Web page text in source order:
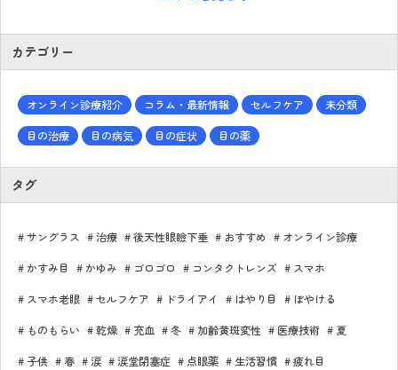
カテゴリー
オンライン診療紹介 コラム・最新情報 セルフケア 未分類
目の治療 目の病気 目の症状 目の薬
タグ
サングラス 治療 後天性眼瞼下垂 おすすめ オンライン診療
かすみ目 かゆみ ゴロゴロ コンタクトレンズ スマホ
スマホ老眼 セルフケア ドライアイ はやり目 ぼやける
ものもらい 乾燥 充血 冬 加齢黄斑変性 医療技術 夏
子供 春 涙 涙堂閉塞症 点眼薬 生活習慣 疲れ目